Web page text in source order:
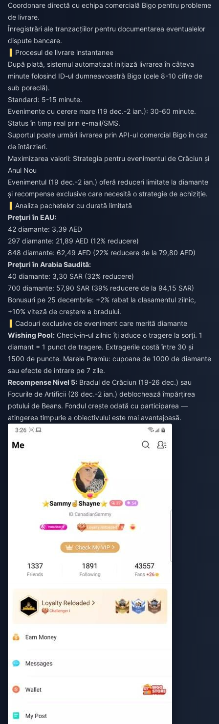
Coordonare directă cu echipa comercială Bigo pentru probleme
de livrare.
Înregistrări ale tranzacțiilor pentru documentarea eventualelor
dispute bancare.
Procesul de livrare instantanee
După plată, sistemul automatizat inițiază livrarea în câteva
minute folosind ID-ul dumneavoastră Bigo (cele 8-10 cifre de
sub poreclă).
Standard: 5-15 minute.
Evenimente cu cerere mare (19 dec.-2 ian.): 30-60 minute.
Status în timp real prin e-mail/SMS.
Suportul poate urmări livrarea prin API-ul comercial Bigo în caz
de întârzieri.
Maximizarea valorii: Strategia pentru evenimentul de Crăciun și
Anul Nou
Evenimentul (19 dec.-2 ian.) oferă reduceri limitate la diamante
și recompense exclusive care necesită o strategie de achiziție.
Analiza pachetelor cu durată limitată
Prețuri în EAU:
42 diamante: 3,39 AED
297 diamante: 21,89 AED (12% reducere)
848 diamante: 62,49 AED (22% reducere de la 79,80 AED)
Prețuri în Arabia Saudită:
40 diamante: 3,30 SAR (32% reducere)
700 diamante: 57,90 SAR (39% reducere de la 94,15 SAR)
Bonusuri pe 25 decembrie: +2% rabat la clasamentul zilnic,
+10% viteză de creștere a bradului.
Cadouri exclusive de eveniment care merită diamante
Wishing Pool: Check-in-ul zilnic îți aduce o tragere la sorți. 1
diamant = 1 punct de tragere. Extragerile costă între 30 și
1500 de puncte. Marele Premiu: cupoane de 1000 de diamante
sau efecte de intrare pe 7 zile.
Recompense Nivel 5: Bradul de Crăciun (19-26 dec.) sau
Focurile de Artificii (26 dec.-2 ian.) deblochează împărțirea
potului de Beans. Fondul crește odată cu participarea —
atingerea timpurie a obiectivului este mai avantajoasă.